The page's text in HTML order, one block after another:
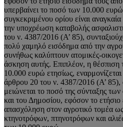
υπερβαίνει το ποσό των 10.000
συγκεκριμένου ορίου είναι
την υποχρέωση καταβολής
του ν. 4387/2016 (Α’ 85),
πολύ χαμηλό εισόδημα από την
συνήθως καλύπτουν ατομικές-
άσκηση αυτής. Επιπλέον, η θέσπιση
10.000 ευρώ ετησίως,
άρθρου 20 του ν. 4387/2016 (Α’
μειώνεται το ποσό της σύνταξης
και του Δημοσίου, εφόσον το
απασχόληση στον αγροτικό τομέα
κτηνοτρόφων, πτηνοτρόφων και